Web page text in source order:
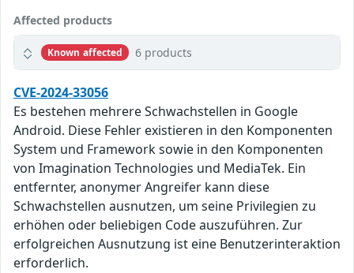
Affected products
Known affected 6 products
CVE-2024-33056
Es bestehen mehrere Schwachstellen in Google
Android. Diese Fehler existieren in den Komponenten
System und Framework sowie in den Komponenten
von Imagination Technologies und MediaTek. Ein
entfernter, anonymer Angreifer kann diese
Schwachstellen ausnutzen, um seine Privilegien zu
erhöhen oder beliebigen Code auszuführen. Zur
erfolgreichen Ausnutzung ist eine Benutzerinteraktion
erforderlich.